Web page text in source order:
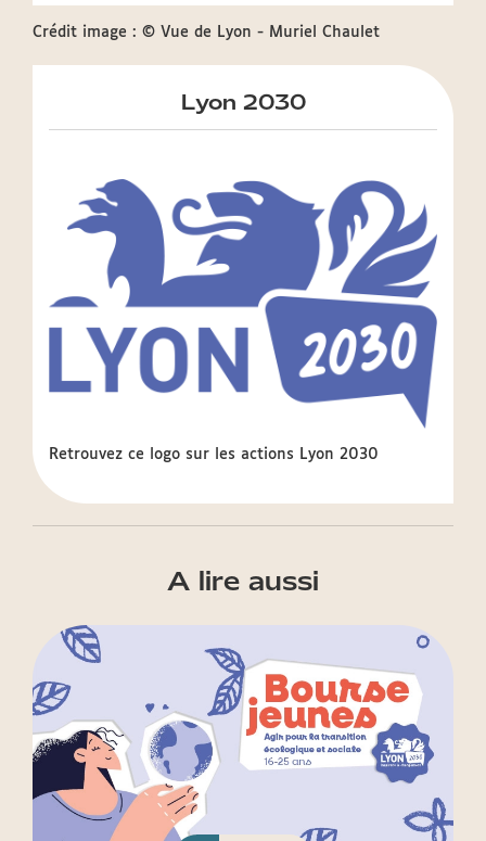
Crédit image : © Vue de Lyon - Muriel Chaulet
Lyon 2030
Retrouvez ce logo sur les actions Lyon 2030
A lire aussi